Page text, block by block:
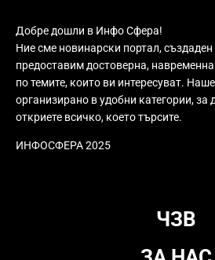
Добре дошли в Инфо Сфера!
Ние сме новинарски портал,
предоставим достоверна,
по темите, които ви интересуват.
организирано в удобни категории, за
откриете всичко, което търсите.
ИНФОСФЕРА 2025
ЧЗВ